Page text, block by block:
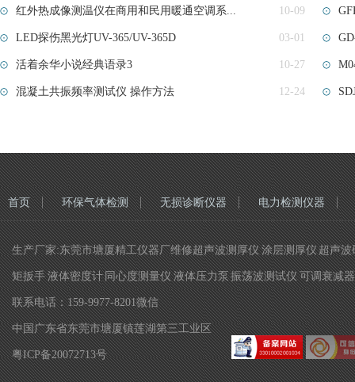
红外热成像测温仪在商用和民用暖通空调系... 10-09
LED探伤黑光灯UV-365/UV-365D 03-01
活着余华小说经典语录3 10-27
混凝土共振频率测试仪 操作方法 12-24
首页 环保气体检测 无损诊断仪器 电力检测仪器
生产厂家:东莞市塘厦精工仪器厂维修超声波测厚仪 涂层测厚仪 超声
矩扳手 液体密度计 同心度测量仪 液体压力泵 振荡波测试仪 可调衰减
联系电话：159-9977-8201微信
中国广东省东莞市塘厦镇莲湖第三工业区
粤ICP备20072713号